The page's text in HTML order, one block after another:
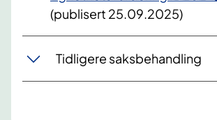
(publisert 25.09.2025)
Tidligere saksbehandling